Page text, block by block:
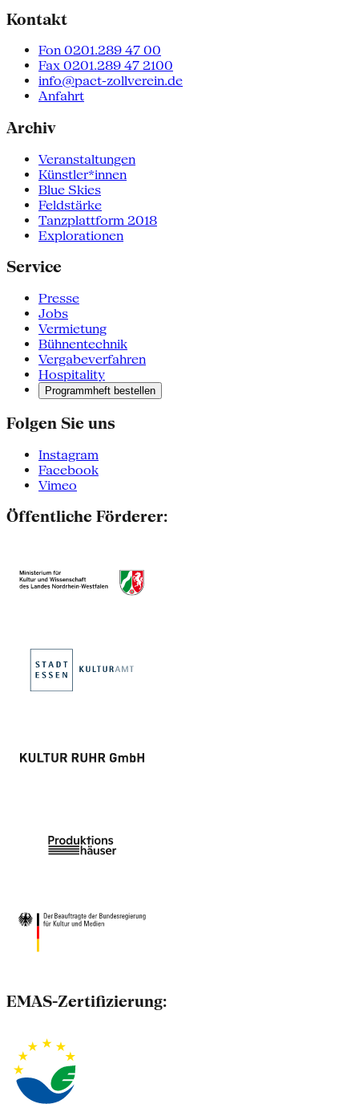
Kontakt
Fon 0201.289 47 00
Fax 0201.289 47 2100
info@pact-zollverein.de
Anfahrt
Archiv
Veranstaltungen
Künstler*innen
Blue Skies
Feldstärke
Tanzplattform 2018
Explorationen
Service
Presse
Jobs
Vermietung
Bühnentechnik
Vergabeverfahren
Hospitality
Programmheft bestellen
Folgen Sie uns
Instagram
Facebook
Vimeo
Öffentliche Förderer:
EMAS-Zertifizierung: